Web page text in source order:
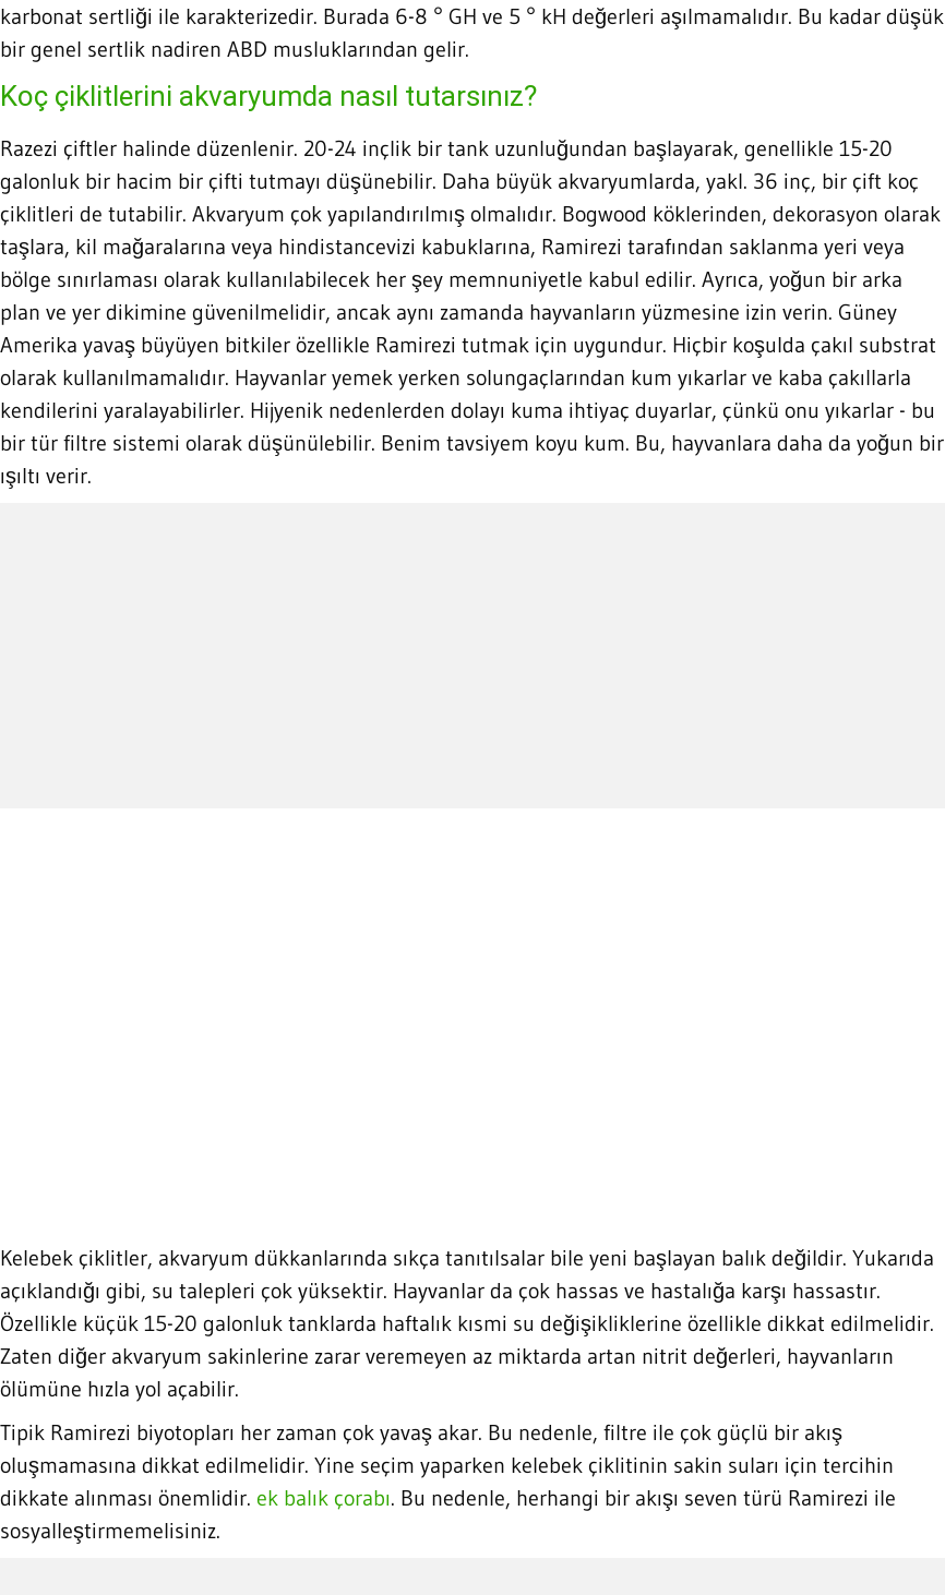
karbonat sertliği ile karakterizedir. Burada 6-8 ° GH ve 5 ° kH değerleri aşılmamalıdır. Bu kadar düşük
bir genel sertlik nadiren ABD musluklarından gelir.
Koç çiklitlerini akvaryumda nasıl tutarsınız?
Razezi çiftler halinde düzenlenir. 20-24 inçlik bir tank uzunluğundan başlayarak, genellikle 15-20
galonluk bir hacim bir çifti tutmayı düşünebilir. Daha büyük akvaryumlarda, yakl. 36 inç, bir çift koç
çiklitleri de tutabilir. Akvaryum çok yapılandırılmış olmalıdır. Bogwood köklerinden, dekorasyon olarak
taşlara, kil mağaralarına veya hindistancevizi kabuklarına, Ramirezi tarafından saklanma yeri veya
bölge sınırlaması olarak kullanılabilecek her şey memnuniyetle kabul edilir. Ayrıca, yoğun bir arka
plan ve yer dikimine güvenilmelidir, ancak aynı zamanda hayvanların yüzmesine izin verin. Güney
Amerika yavaş büyüyen bitkiler özellikle Ramirezi tutmak için uygundur. Hiçbir koşulda çakıl substrat
olarak kullanılmamalıdır. Hayvanlar yemek yerken solungaçlarından kum yıkarlar ve kaba çakıllarla
kendilerini yaralayabilirler. Hijyenik nedenlerden dolayı kuma ihtiyaç duyarlar, çünkü onu yıkarlar - bu
bir tür filtre sistemi olarak düşünülebilir. Benim tavsiyem koyu kum. Bu, hayvanlara daha da yoğun bir
ışıltı verir.
Kelebek çiklitler, akvaryum dükkanlarında sıkça tanıtılsalar bile yeni başlayan balık değildir. Yukarıda
açıklandığı gibi, su talepleri çok yüksektir. Hayvanlar da çok hassas ve hastalığa karşı hassastır.
Özellikle küçük 15-20 galonluk tanklarda haftalık kısmi su değişikliklerine özellikle dikkat edilmelidir.
Zaten diğer akvaryum sakinlerine zarar veremeyen az miktarda artan nitrit değerleri, hayvanların
ölümüne hızla yol açabilir.
Tipik Ramirezi biyotopları her zaman çok yavaş akar. Bu nedenle, filtre ile çok güçlü bir akış
oluşmamasına dikkat edilmelidir. Yine seçim yaparken kelebek çiklitinin sakin suları için tercihin
dikkate alınması önemlidir. ek balık çorabı. Bu nedenle, herhangi bir akışı seven türü Ramirezi ile
sosyalleştirmemelisiniz.